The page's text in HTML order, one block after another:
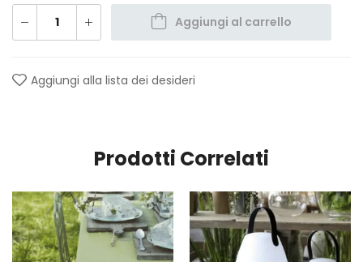
Aggiungi al carrello
Aggiungi alla lista dei desideri
Prodotti Correlati